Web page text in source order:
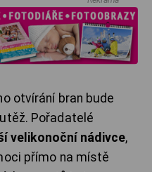
otvírání bran bude
Pořadatelé
velikonoční nádivce,
přímo na místě